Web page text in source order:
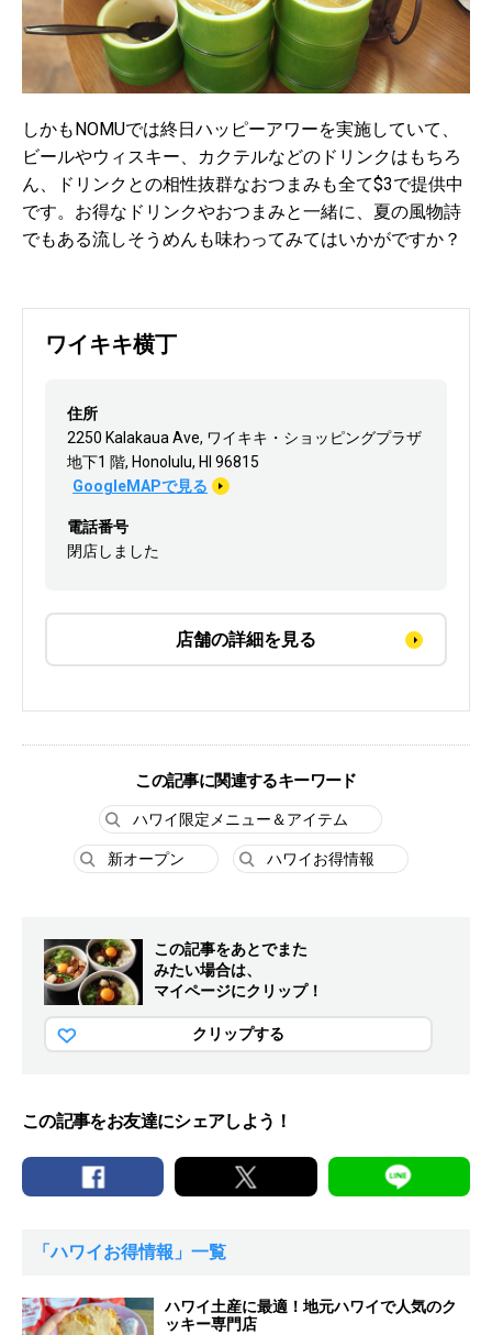
しかもNOMUでは終日ハッピーアワーを実施していて、
ビールやウィスキー、カクテルなどのドリンクはもちろ
ん、ドリンクとの相性抜群なおつまみも全て$3で提供中
です。お得なドリンクやおつまみと一緒に、夏の風物詩
でもある流しそうめんも味わってみてはいかがですか？
ワイキキ横丁
住所
2250 Kalakaua Ave, ワイキキ・ショッピングプラザ
地下1 階, Honolulu, HI 96815
GoogleMAPで見る
電話番号
閉店しました
店舗の詳細を見る
この記事に関連するキーワード
ハワイ限定メニュー＆アイテム
新オープン ハワイお得情報
この記事をあとでまた
みたい場合は、
マイページにクリップ！
クリップする
この記事をお友達にシェアしよう！
「ハワイお得情報」一覧
ハワイ土産に最適！地元ハワイで人気のク
ッキー専門店